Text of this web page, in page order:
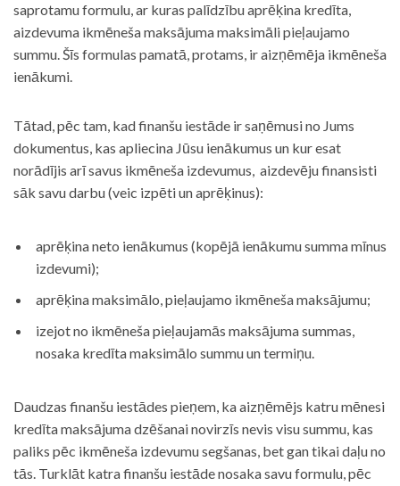
saprotamu formulu, ar kuras palīdzību aprēķina kredīta,
aizdevuma ikmēneša maksājuma maksimāli pieļaujamo
summu. Šīs formulas pamatā, protams, ir aizņēmēja ikmēneša
ienākumi.
Tātad, pēc tam, kad finanšu iestāde ir saņēmusi no Jums
dokumentus, kas apliecina Jūsu ienākumus un kur esat
norādījis arī savus ikmēneša izdevumus, aizdevēju finansisti
sāk savu darbu (veic izpēti un aprēķinus):
aprēķina neto ienākumus (kopējā ienākumu summa mīnus
izdevumi);
aprēķina maksimālo, pieļaujamo ikmēneša maksājumu;
izejot no ikmēneša pieļaujamās maksājuma summas,
nosaka kredīta maksimālo summu un termiņu.
Daudzas finanšu iestādes pieņem, ka aizņēmējs katru mēnesi
kredīta maksājuma dzēšanai novirzīs nevis visu summu, kas
paliks pēc ikmēneša izdevumu segšanas, bet gan tikai daļu no
tās. Turklāt katra finanšu iestāde nosaka savu formulu, pēc